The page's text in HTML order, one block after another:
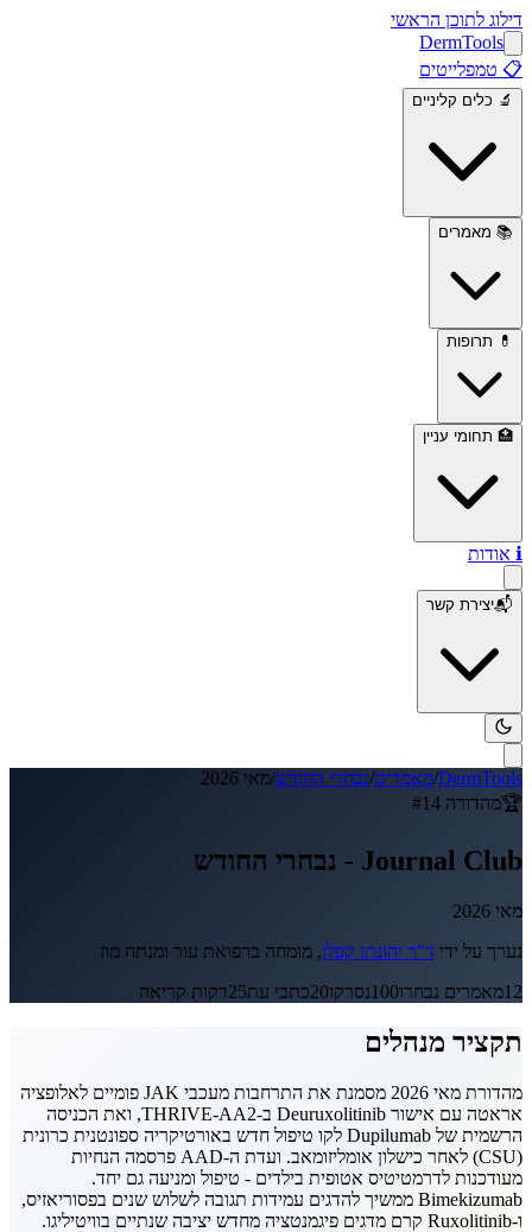
דילוג לתוכן הראשי
DermTools
📋 טמפלייטים
🔬 כלים קליניים
📚 מאמרים
💊 תרופות
🏥 תחומי עניין
ℹ️ אודות
📬יצירת קשר
DermTools
/מאמרים/נבחרי החודש/מאי 2026
🏆מהדורה # 14
Journal Club - נבחרי החודש
מאי 2026
נערך על ידי ד"ר יהונתן קפלן, מומחה ברפואת עור ומנתח מוז
12מאמרים נבחרו100נסרקו20כתבי עת25דקות קריאה
תקציר מנהלים
מהדורת מאי 2026 מסמנת את התרחבות מעכבי JAK פומיים לאלופציה
אראטה עם אישור Deuruxolitinib ב-THRIVE-AA2, ואת הכניסה
הרשמית של Dupilumab לקו טיפול חדש באורטיקריה ספונטנית כרונית
(CSU) לאחר כישלון אומליזומאב. ועדת ה-AAD פרסמה הנחיות
מעודכנות לדרמטיטיס אטופית בילדים - טיפול ומניעה גם יחד.
Bimekizumab ממשיך להדגים עמידות תגובה לשלוש שנים בפסוריאזיס,
ו-Ruxolitinib קרם מדגים פיגמנטציה מחדש יציבה שנתיים בוויטיליגו.